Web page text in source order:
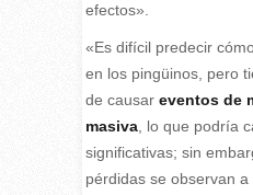
efectos».
«Es difícil predecir
en los pingüinos, pero
de causar eventos de
masiva, lo que podría
significativas; sin
pérdidas se observan